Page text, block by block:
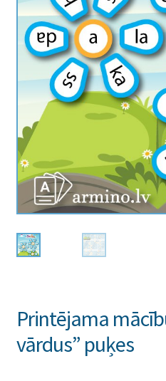
Printējama
vārdus” puķes